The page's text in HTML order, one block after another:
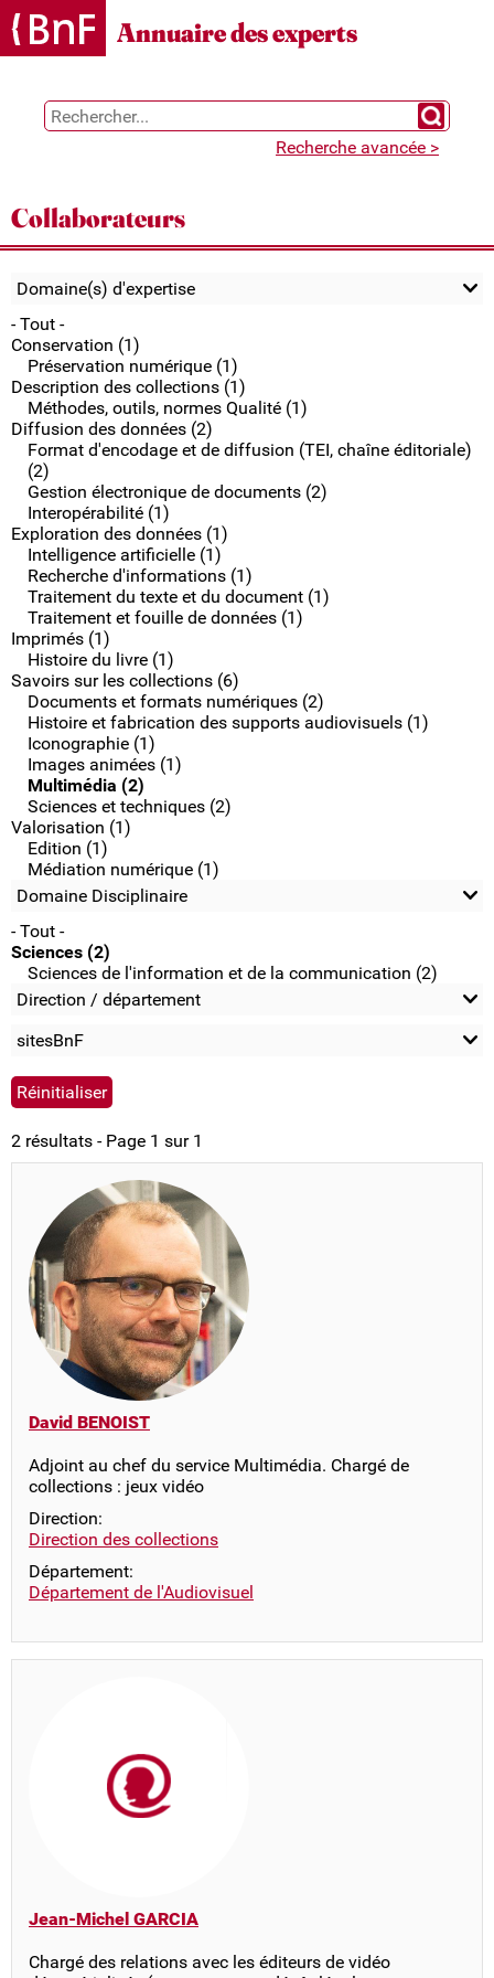
Gestion des cookies
Annuaire des experts
Chercher
Recherche avancée >
Collaborateurs
Domaine(s) d'expertise
- Tout -
Conservation (1)
Préservation numérique (1)
Description des collections (1)
Méthodes, outils, normes Qualité (1)
Diffusion des données (2)
Format d'encodage et de diffusion (TEI, chaîne éditoriale)
(2)
Gestion électronique de documents (2)
Interopérabilité (1)
Exploration des données (1)
Intelligence artificielle (1)
Recherche d'informations (1)
Traitement du texte et du document (1)
Traitement et fouille de données (1)
Imprimés (1)
Histoire du livre (1)
Savoirs sur les collections (6)
Documents et formats numériques (2)
Histoire et fabrication des supports audiovisuels (1)
Iconographie (1)
Images animées (1)
Multimédia (2)
Sciences et techniques (2)
Valorisation (1)
Edition (1)
Médiation numérique (1)
Domaine Disciplinaire
- Tout -
Sciences (2)
Sciences de l'information et de la communication (2)
Direction / département
sitesBnF
2 résultats - Page 1 sur 1
David BENOIST
Adjoint au chef du service Multimédia. Chargé de
collections : jeux vidéo
Direction:
Direction des collections
Département:
Département de l'Audiovisuel
Jean-Michel GARCIA
Chargé des relations avec les éditeurs de vidéo